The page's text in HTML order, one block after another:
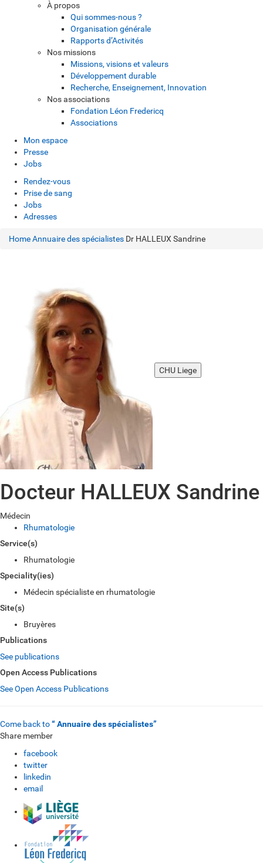
À propos
Qui sommes-nous ?
Organisation générale
Rapports d’Activités
Nos missions
Missions, visions et valeurs
Développement durable
Recherche, Enseignement, Innovation
Nos associations
Fondation Léon Fredericq
Associations
Mon espace
Presse
Jobs
Rendez-vous
Prise de sang
Jobs
Adresses
HomeAnnuaire des spécialistes Dr HALLEUX Sandrine
CHU Liege
Docteur HALLEUX Sandrine
Médecin
Rhumatologie
Service(s)
Rhumatologie
Speciality(ies)
Médecin spécialiste en rhumatologie
Site(s)
Bruyères
Publications
See publications
Open Access Publications
See Open Access Publications
Come back to“ Annuaire des spécialistes”
Share member
facebook
twitter
linkedin
email